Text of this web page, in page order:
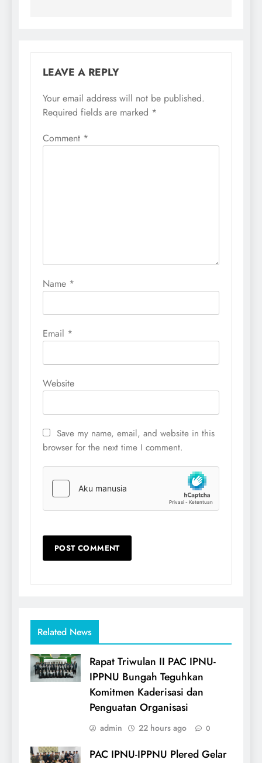
LEAVE A REPLY
Your email address will not be published.
Required fields are marked *
Comment *
Name *
Email *
Website
Save my name, email, and website in this
browser for the next time I comment.
Related News
Rapat Triwulan II PAC IPNU-
IPPNU Bungah Teguhkan
Komitmen Kaderisasi dan
Penguatan Organisasi
admin 22 hours ago 0
PAC IPNU-IPPNU Plered Gelar